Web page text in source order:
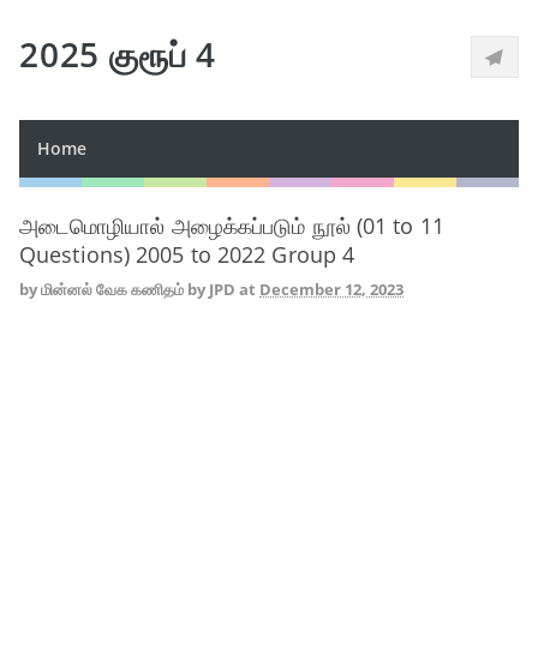
2025 குரூப் 4
Home
அடைமொழியால் அழைக்கப்படும் நூல் (01 to 11
Questions) 2005 to 2022 Group 4
byமின்னல் வேக கணிதம் by JPD at December 12, 2023